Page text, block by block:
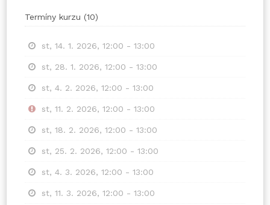
Termíny kurzu (10)
st, 14. 1. 2026, 12:00 - 13:00
st, 28. 1. 2026, 12:00 - 13:00
st, 4. 2. 2026, 12:00 - 13:00
st, 11. 2. 2026, 12:00 - 13:00
st, 18. 2. 2026, 12:00 - 13:00
st, 25. 2. 2026, 12:00 - 13:00
st, 4. 3. 2026, 12:00 - 13:00
st, 11. 3. 2026, 12:00 - 13:00